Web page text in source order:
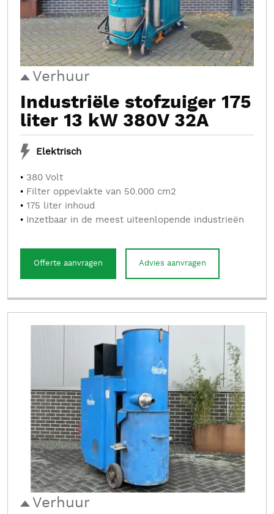
Verhuur
Industriële stofzuiger 175
liter 13 kW 380V 32A
Elektrisch
380 Volt
Filter oppevlakte van 50.000 cm2
175 liter inhoud
Inzetbaar in de meest uiteenlopende industrieën
Offerte aanvragen Advies aanvragen
Verhuur